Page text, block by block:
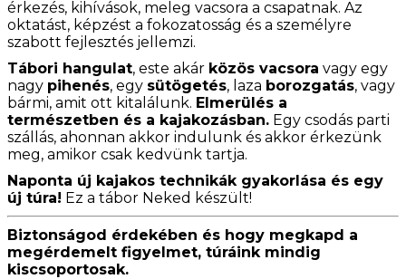
érkezés, kihívások, meleg vacsora a csapatnak. Az
oktatást, képzést a fokozatosság és a személyre
szabott fejlesztés jellemzi.
Tábori hangulat, este akár közös vacsora vagy egy
nagy pihenés, egy sütögetés, laza borozgatás, vagy
bármi, amit ott kitalálunk. Elmerülés a
természetben és a kajakozásban. Egy csodás parti
szállás, ahonnan akkor indulunk és akkor érkezünk
meg, amikor csak kedvünk tartja.
Naponta új kajakos technikák gyakorlása és egy
új túra! Ez a tábor Neked készült!
Biztonságod érdekében és hogy megkapd a
megérdemelt figyelmet, túráink mindig
kiscsoportosak.